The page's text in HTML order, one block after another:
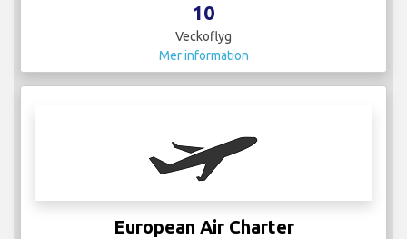
10
Veckoflyg
Mer information
European Air Charter